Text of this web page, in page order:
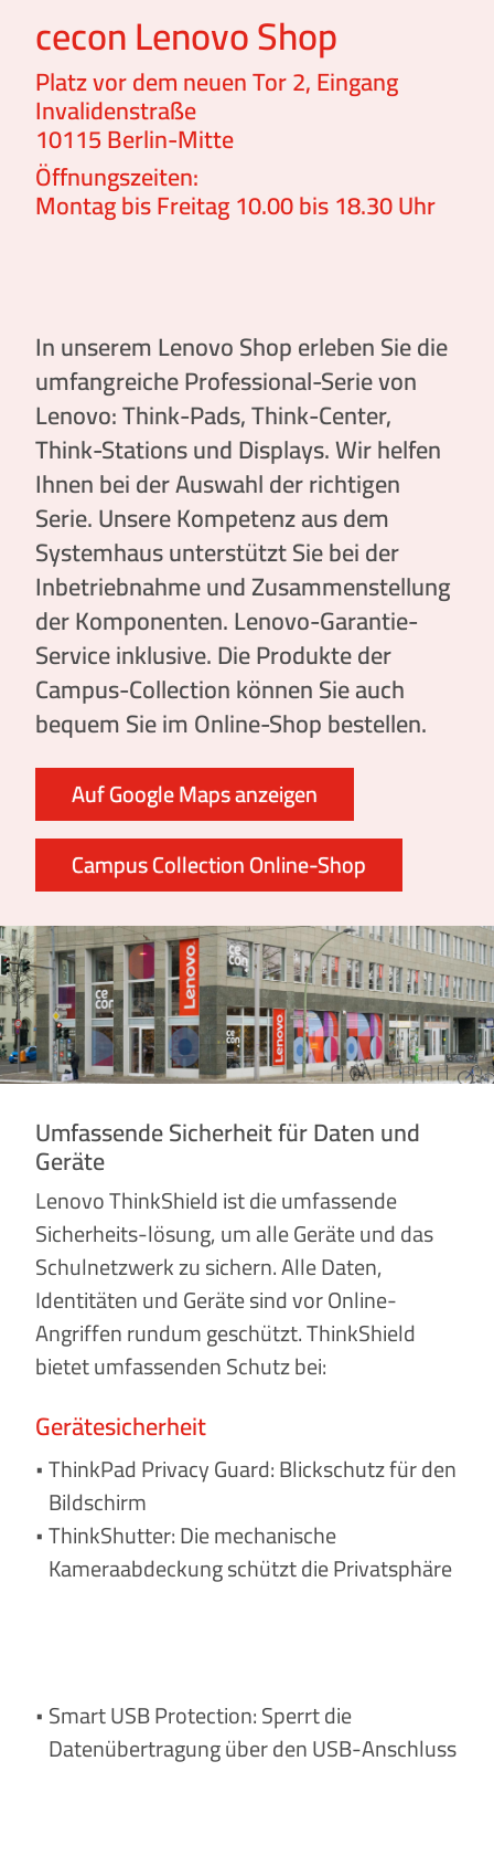
cecon Lenovo Shop
Platz vor dem neuen Tor 2, Eingang
Invalidenstraße
10115 Berlin-Mitte
Öffnungszeiten:
Montag bis Freitag 10.00 bis 18.30 Uhr
In unserem Lenovo Shop erleben Sie die
umfangreiche Professional-Serie von
Lenovo: Think-Pads, Think-Center,
Think-Stations und Displays. Wir helfen
Ihnen bei der Auswahl der richtigen
Serie. Unsere Kompetenz aus dem
Systemhaus unterstützt Sie bei der
Inbetriebnahme und Zusammenstellung
der Komponenten. Lenovo-Garantie-
Service inklusive. Die Produkte der
Campus-Collection können Sie auch
bequem Sie im Online-Shop bestellen.
Auf Google Maps anzeigen
Campus Collection Online-Shop
Umfassende Sicherheit für Daten und
Geräte
Lenovo ThinkShield ist die umfassende
Sicherheits-lösung, um alle Geräte und das
Schulnetzwerk zu sichern. Alle Daten,
Identitäten und Geräte sind vor Online-
Angriffen rundum geschützt. ThinkShield
bietet umfassenden Schutz bei:
Gerätesicherheit
ThinkPad Privacy Guard: Blickschutz für den
Bildschirm
ThinkShutter: Die mechanische
Kameraabdeckung schützt die Privatsphäre
Smart USB Protection: Sperrt die
Datenübertragung über den USB-Anschluss